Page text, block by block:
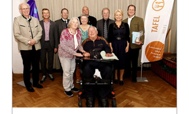
Team nun schon. Wenn wir
zurückblicken, sehen wir nicht nur
Erfolge in unseren Pflegedienst,
sondern vor allem dich: Deine
Zuverlässigkeit, dein Engagement und
deine Loyalität, die unseren Arbeitsall